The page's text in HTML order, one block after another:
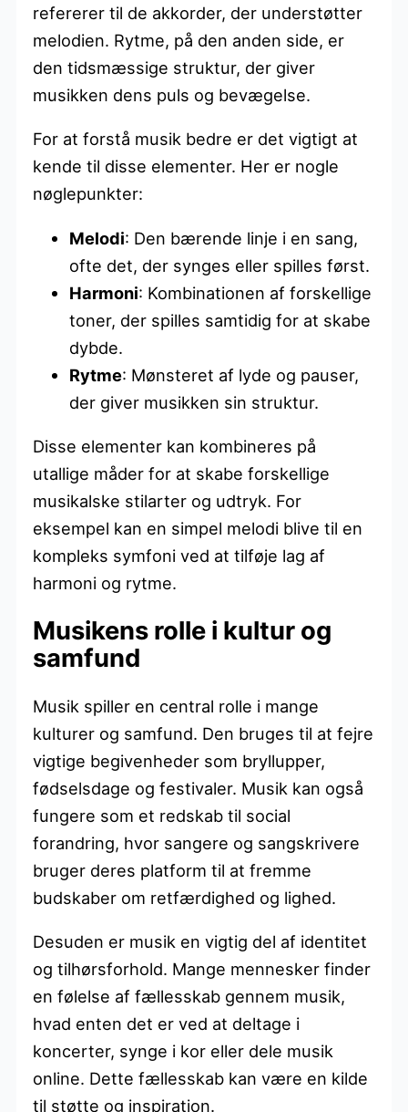
refererer til de akkorder, der understøtter
melodien. Rytme, på den anden side, er
den tidsmæssige struktur, der giver
musikken dens puls og bevægelse.
For at forstå musik bedre er det vigtigt at
kende til disse elementer. Her er nogle
nøglepunkter:
Melodi: Den bærende linje i en sang,
ofte det, der synges eller spilles først.
Harmoni: Kombinationen af forskellige
toner, der spilles samtidig for at skabe
dybde.
Rytme: Mønsteret af lyde og pauser,
der giver musikken sin struktur.
Disse elementer kan kombineres på
utallige måder for at skabe forskellige
musikalske stilarter og udtryk. For
eksempel kan en simpel melodi blive til en
kompleks symfoni ved at tilføje lag af
harmoni og rytme.
Musikens rolle i kultur og
samfund
Musik spiller en central rolle i mange
kulturer og samfund. Den bruges til at fejre
vigtige begivenheder som bryllupper,
fødselsdage og festivaler. Musik kan også
fungere som et redskab til social
forandring, hvor sangere og sangskrivere
bruger deres platform til at fremme
budskaber om retfærdighed og lighed.
Desuden er musik en vigtig del af identitet
og tilhørsforhold. Mange mennesker finder
en følelse af fællesskab gennem musik,
hvad enten det er ved at deltage i
koncerter, synge i kor eller dele musik
online. Dette fællesskab kan være en kilde
til støtte og inspiration.